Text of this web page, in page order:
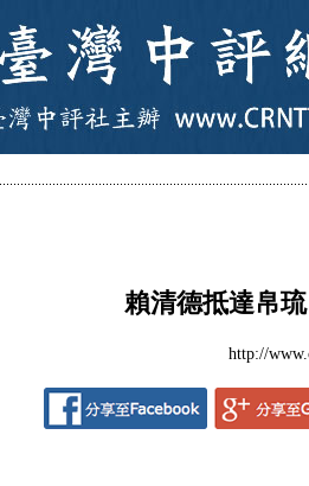
賴清德抵達帛
http://